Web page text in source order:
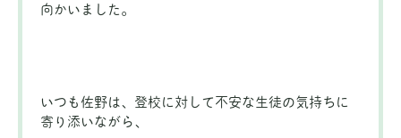
向かいました。
いつも佐野は、登校に対して不安な生徒の気持ちに
寄り添いながら、